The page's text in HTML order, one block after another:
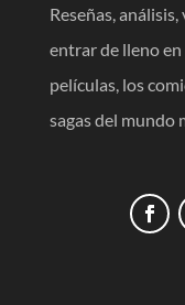
Reseñas,
entrar de lleno en
películas, los
sagas del mundo